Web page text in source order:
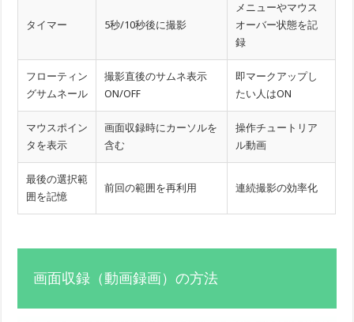
タイマー 5秒/10秒後に撮影
メニューやマウス
オーバー状態を記
録
フローティン
グサムネール
撮影直後のサムネ表示
ON/OFF
即マークアップし
たい人はON
マウスポイン
タを表示
画面収録時にカーソルを
含む
操作チュートリア
ル動画
最後の選択範
囲を記憶
前回の範囲を再利用 連続撮影の効率化
画面収録（動画録画）の方法